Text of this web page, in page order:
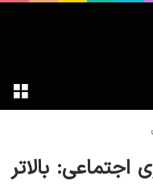
اجتماعی: بالاتر